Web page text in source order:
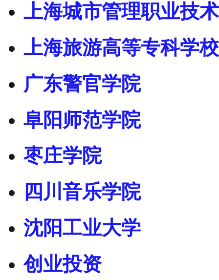
上海城市管理职业技
上海旅游高等专科学校
广东警官学院
阜阳师范学院
枣庄学院
四川音乐学院
沈阳工业大学
创业投资